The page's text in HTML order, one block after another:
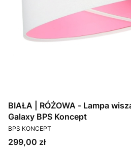
BIAŁA | RÓŻOWA - Lampa
Galaxy BPS Koncept
PRODUCENT
BPS KONCEPT
Cena
299,00 zł